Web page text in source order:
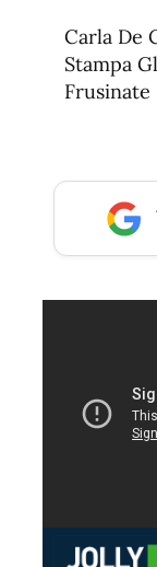
Carla De
Stampa
Frusinate